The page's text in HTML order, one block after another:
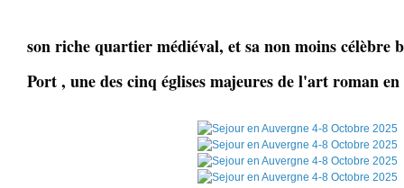
son riche quartier médiéval, et sa non moins célèbre
Port , une des cinq églises majeures de l'art roman